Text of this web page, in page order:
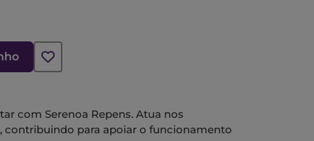
com Serenoa Repens. Atua nos
para apoiar o funcionamento